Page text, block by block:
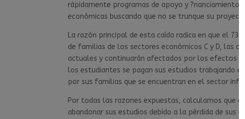
rápidamente programas de apoyo y ?nanciamiento
económicas buscando que no se trunque su proyecto
La razón principal de esta caída radica en que el
de familias de los sectores económicos C y D, las
actuales y continuarán afectados por los efectos
los estudiantes se pagan sus estudios trabajando
por sus familias que se encuentran en el sector
Por todas las razones expuestas, calculamos que
abandonar sus estudios debido a la pérdida de